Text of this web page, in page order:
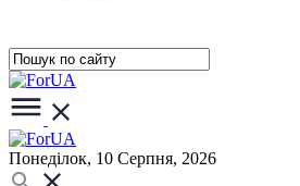
Понеділок, 10 Серпня, 2026